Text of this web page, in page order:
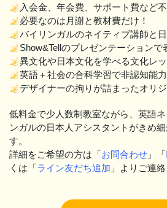
入会金、年会費、サポート費など
必要なのは月謝と教材費だけ！
バイリンガルのネイティブ講師と
Show&Tellのプレゼンテーションで
異文化や日本文化を学べる文化レッ
英語＋社会の合科学習で非認知能
デザイナーの拘りが詰まったオリ
低料金で少人数制教室ながら、英語
ンガルの日本人アシスタントがきめ
す。
詳細をご希望の方は「お問合わせ 」「
くは「ライン友だち追加 」よりご連